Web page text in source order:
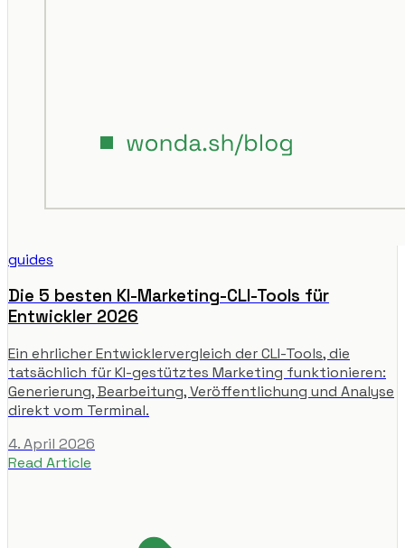
guides
Die 5 besten KI-Marketing-CLI-Tools für
Entwickler 2026
Ein ehrlicher Entwicklervergleich der CLI-Tools, die
tatsächlich für KI-gestütztes Marketing funktionieren:
Generierung, Bearbeitung, Veröffentlichung und Analyse
direkt vom Terminal.
4. April 2026
Read Article